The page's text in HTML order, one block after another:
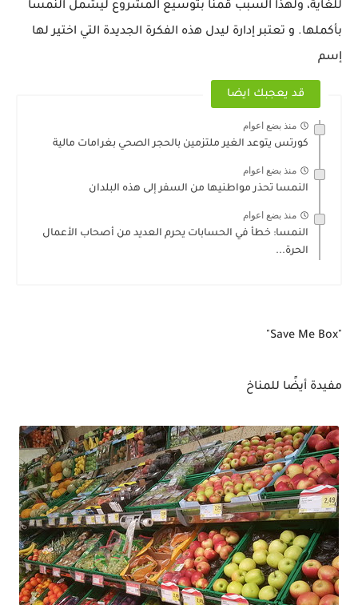
للغاية، ولهذا السبب قمنا بتوسيع المشروع ليشمل النمسا
بأكملها. و تعتبر إدارة ليدل هذه الفكرة الجديدة التي اختير لها
إسم
قد يعجبك ايضا
منذ بضع اعوام
كورتس يتوعد الغير ملتزمين بالحجر الصحي بغرامات مالية
منذ بضع اعوام
النمسا تحذر مواطنيها من السفر إلى هذه البلدان
منذ بضع اعوام
النمسا: خطأ في الحسابات يحرم العديد من أصحاب الأعمال
الحرة...
"Save Me Box"
مفيدة أيضًا للمناخ